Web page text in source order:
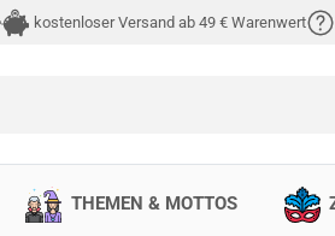
kostenloser Versand ab 49 € Warenwert
THEMEN & MOTTOS